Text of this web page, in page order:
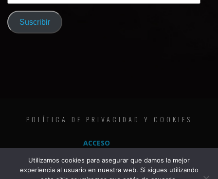
de
correo
electrónico
Suscribir
POLÍTICA DE PRIVACIDAD Y COOKIES
ACCESO
Utilizamos cookies para asegurar que damos la mejor
experiencia al usuario en nuestra web. Si sigues utilizando